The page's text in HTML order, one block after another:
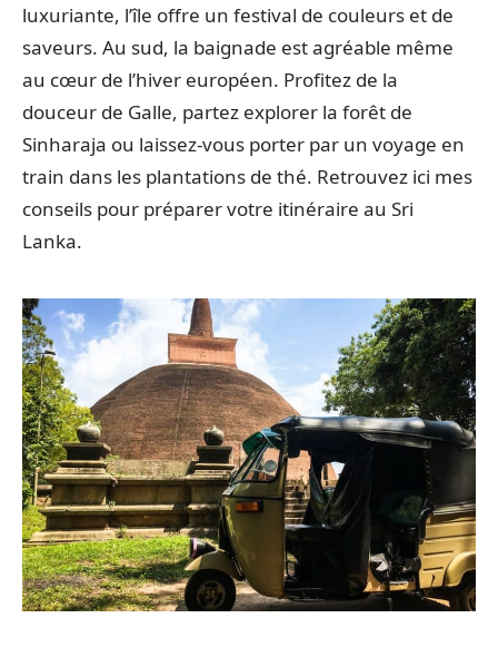
luxuriante, l’île offre un festival de couleurs et de
saveurs. Au sud, la baignade est agréable même
au cœur de l’hiver européen. Profitez de la
douceur de Galle, partez explorer la forêt de
Sinharaja ou laissez-vous porter par un voyage en
train dans les plantations de thé. Retrouvez ici mes
conseils pour préparer votre itinéraire au Sri
Lanka.